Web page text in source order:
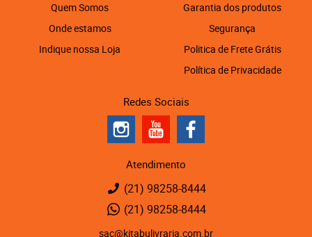
Quem Somos
Onde estamos
Indique nossa Loja
Garantia dos produtos
Segurança
Politica de Frete Grátis
Política de Privacidade
Redes Sociais
Atendimento
(21) 98258-8444
(21) 98258-8444
sac@kitabulivraria.com.br